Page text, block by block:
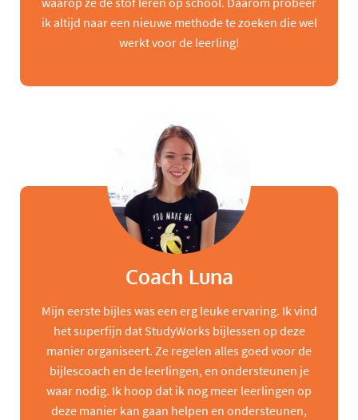
ik altijd naar een nieuwe methode te zoeken die wel
werkt voor de leerling!
Coach Luna
Mijn eerste bijles was een erg leuke ervaring. Ik vind
het superfijn dat StudyWorks bijlessen op deze
manier organiseert. Ze regelen alles goed voor de
bijlescoach en de leerlingen, en ondersteunen je
waar nodig. Ik hoop dat ik nog meer leerlingen op
deze manier kan gaan helpen en ondersteunen,